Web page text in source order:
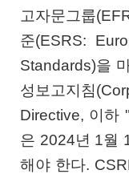
고자문그룹
준(ESRS:
Standards)을
성보고지침
Directive, 이하
은 2024년 1월
해야 한다.